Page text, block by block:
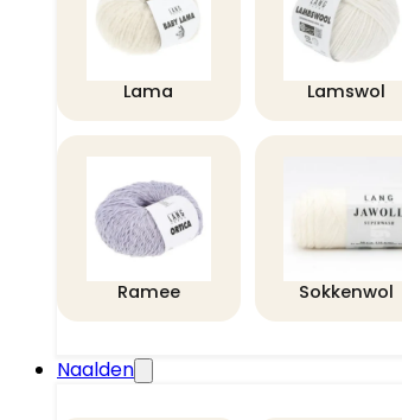
Lama Lamswol
Ramee Sokkenwol
Naalden